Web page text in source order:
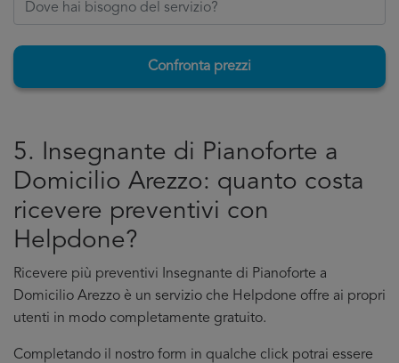
Confronta prezzi
5. Insegnante di Pianoforte a
Domicilio Arezzo: quanto costa
ricevere preventivi con
Helpdone?
Ricevere più preventivi Insegnante di Pianoforte a
Domicilio Arezzo è un servizio che Helpdone offre ai propri
utenti in modo completamente gratuito.
Completando il nostro form in qualche click potrai essere